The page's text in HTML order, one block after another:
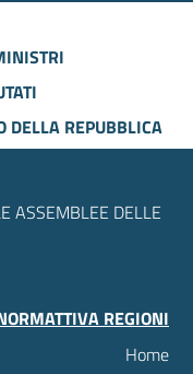
DELLA REPUBBLICA
ASSEMBLEE DELLE
REGIONI
Home